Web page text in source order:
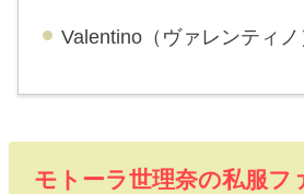
Valentino（ヴァレンティノ
モトーラ世理奈の私服フ